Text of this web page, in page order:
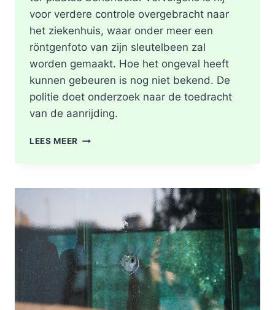
voor verdere controle overgebracht naar
het ziekenhuis, waar onder meer een
röntgenfoto van zijn sleutelbeen zal
worden gemaakt. Hoe het ongeval heeft
kunnen gebeuren is nog niet bekend. De
politie doet onderzoek naar de toedracht
van de aanrijding.
LEES MEER GEWONDE
TWEE
IN
ROTTERDAM